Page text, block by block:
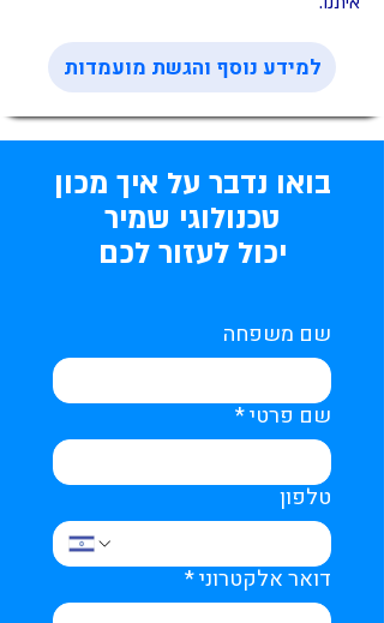
למידע נוסף והגשת מועמדות
בואו נדבר על איך מכון
טכנולוגי שמיר
יכול לעזור לכם
שם משפחה
שם פרטי*
טלפון
דואר אלקטרוני*